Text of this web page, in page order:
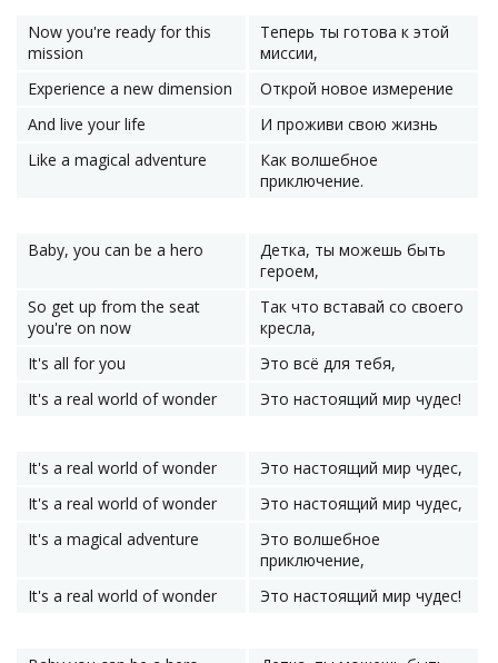
Now you're ready for this
mission
Теперь ты готова к этой
миссии,
Experience a new dimension
Открой новое измерение
And live your life
И проживи свою жизнь
Like a magical adventure
Как волшебное
приключение.
Baby, you can be a hero
Детка, ты можешь быть
героем,
So get up from the seat
you're on now
Так что вставай со своего
кресла,
It's all for you
Это всё для тебя,
It's a real world of wonder
Это настоящий мир чудес!
It's a real world of wonder
Это настоящий мир чудес,
It's a real world of wonder
Это настоящий мир чудес,
It's a magical adventure
Это волшебное
приключение,
It's a real world of wonder
Это настоящий мир чудес!